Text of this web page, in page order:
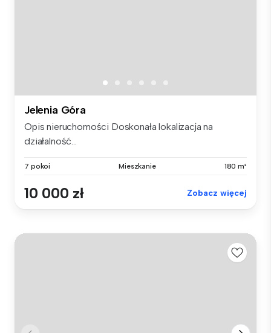
Jelenia Góra
Opis nieruchomości Doskonała lokalizacja na
działalność...
7 pokoi Mieszkanie 180 m²
10 000 zł Zobacz więcej